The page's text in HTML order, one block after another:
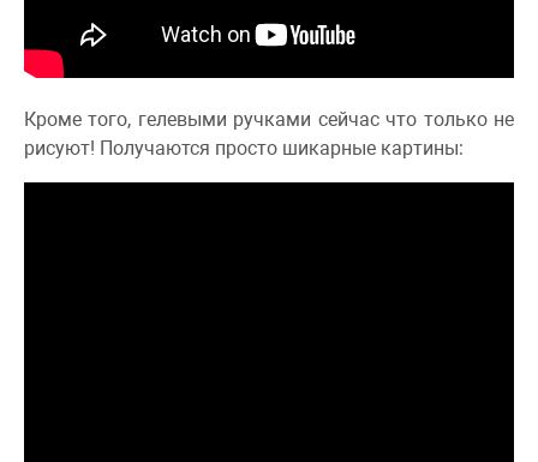
Кроме того, гелевыми ручками сейчас что только не
рисуют! Получаются просто шикарные картины: